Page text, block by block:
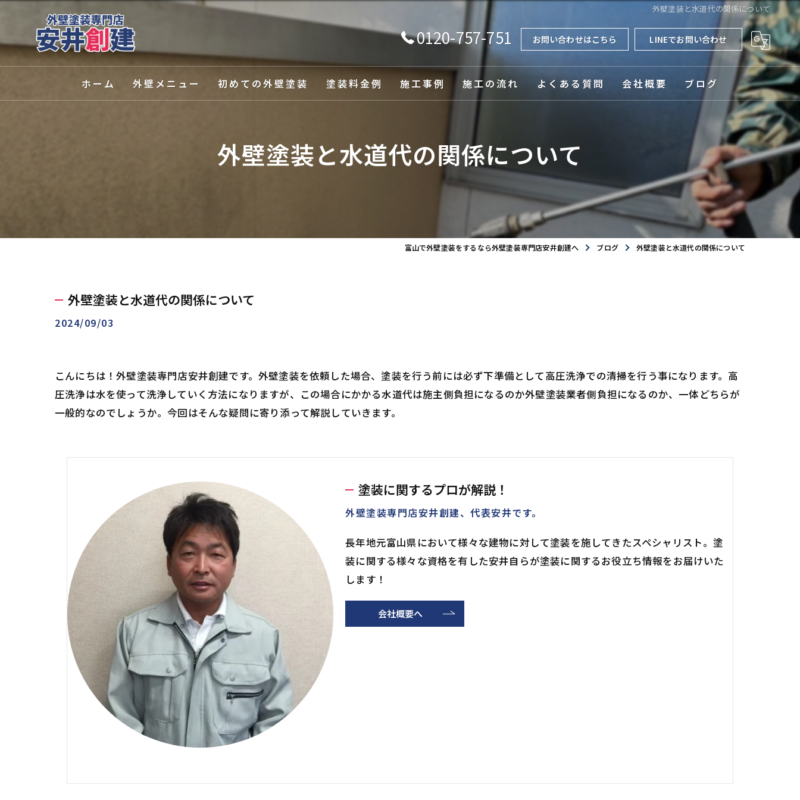
外壁塗装と水道代の関係について
0120-757-751 お問い合わせはこちら LINEでお問い合わせ
ホーム 外壁メニュー 初めての外壁塗装
塗装の種類
塗装料金例 施工事例 施工の流れ よくある質問 会社概要 ブログ
外壁塗装と水道代の関係について
富山で外壁塗装をするなら外壁塗装専門店安井創建へ ブログ 外壁塗装と水道代の関係について
外壁塗装と水道代の関係について
2024/09/03
こんにちは！外壁塗装専門店安井創建です。外壁塗装を依頼した場合、塗装を行う前には必ず下準備として高圧洗浄での清掃を行う事になります。高
圧洗浄は水を使って洗浄していく方法になりますが、この場合にかかる水道代は施主側負担になるのか外壁塗装業者側負担になるのか、一体どちらが
一般的なのでしょうか。今回はそんな疑問に寄り添って解説していきます。
塗装に関するプロが解説！
外壁塗装専門店安井創建、代表安井です。
長年地元富山県において様々な建物に対して塗装を施してきたスペシャリスト。塗
装に関する様々な資格を有した安井自らが塗装に関するお役立ち情報をお届けいた
します！
会社概要へ